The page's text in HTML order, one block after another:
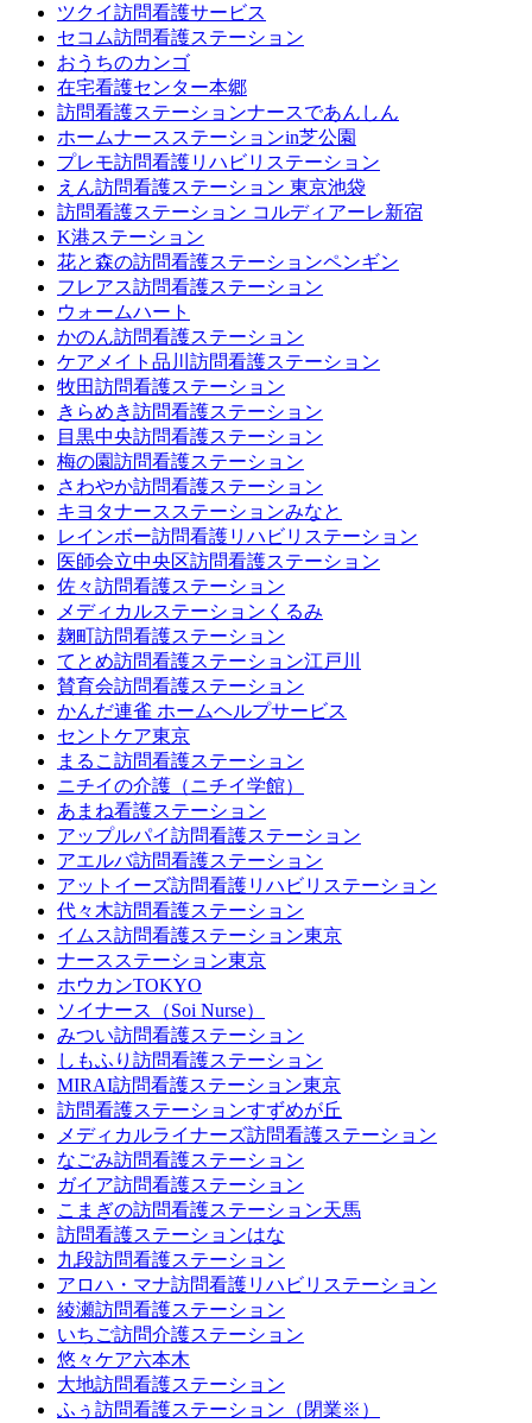
ツクイ訪問看護サービス
セコム訪問看護ステーション
おうちのカンゴ
在宅看護センター本郷
訪問看護ステーションナースであんしん
ホームナースステーションin芝公園
プレモ訪問看護リハビリステーション
えん訪問看護ステーション 東京池袋
訪問看護ステーション コルディアーレ新宿
K港ステーション
花と森の訪問看護ステーションペンギン
フレアス訪問看護ステーション
ウォームハート
かのん訪問看護ステーション
ケアメイト品川訪問看護ステーション
牧田訪問看護ステーション
きらめき訪問看護ステーション
目黒中央訪問看護ステーション
梅の園訪問看護ステーション
さわやか訪問看護ステーション
キヨタナースステーションみなと
レインボー訪問看護リハビリステーション
医師会立中央区訪問看護ステーション
佐々訪問看護ステーション
メディカルステーションくるみ
麹町訪問看護ステーション
てとめ訪問看護ステーション江戸川
賛育会訪問看護ステーション
かんだ連雀 ホームヘルプサービス
セントケア東京
まるこ訪問看護ステーション
ニチイの介護（ニチイ学館）
あまね看護ステーション
アップルパイ訪問看護ステーション
アエルバ訪問看護ステーション
アットイーズ訪問看護リハビリステーション
代々木訪問看護ステーション
イムス訪問看護ステーション東京
ナースステーション東京
ホウカンTOKYO
ソイナース（Soi Nurse）
みつい訪問看護ステーション
しもふり訪問看護ステーション
MIRAI訪問看護ステーション東京
訪問看護ステーションすずめが丘
メディカルライナーズ訪問看護ステーション
なごみ訪問看護ステーション
ガイア訪問看護ステーション
こまぎの訪問看護ステーション天馬
訪問看護ステーションはな
九段訪問看護ステーション
アロハ・マナ訪問看護リハビリステーション
綾瀬訪問看護ステーション
いちご訪問介護ステーション
悠々ケア六本木
大地訪問看護ステーション
ふぅ訪問看護ステーション（閉業※）